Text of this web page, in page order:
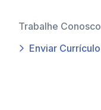
Trabalhe Conosco
Enviar Currículo